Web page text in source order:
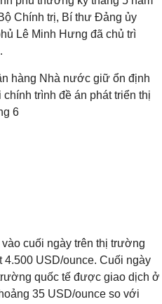
Chính trị, Bí thư Đảng ủy
Lê Minh Hưng đã chủ trì
hàng Nhà nước giữ ổn định
trình đề án phát triển thị
6
cuối ngày trên thị trường
USD/ounce. Cuối ngày
quốc tế được giao dịch ở
35 USD/ounce so với